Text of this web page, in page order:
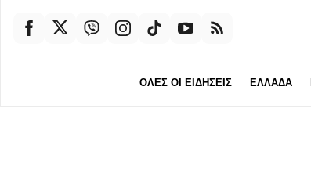
ΟΛΕΣ ΟΙ ΕΙΔΗΣΕΙΣ ΕΛΛΑΔΑ